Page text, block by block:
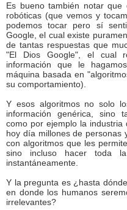
Es bueno también notar
robóticas (que vemos y
podemos tocar pero sí
Google, el cual existe
de tantas respuestas que
"El Dios Google", el cual
información que le
máquina basada en
su comportamiento).
Y esos algoritmos no solo
información genérica, sino
como por ejemplo la
hoy día millones de personas
con algoritmos que les
sino incluso hacer toda
instantáneamente.
Y la pregunta es ¿hasta
en donde los humanos
irrelevantes?